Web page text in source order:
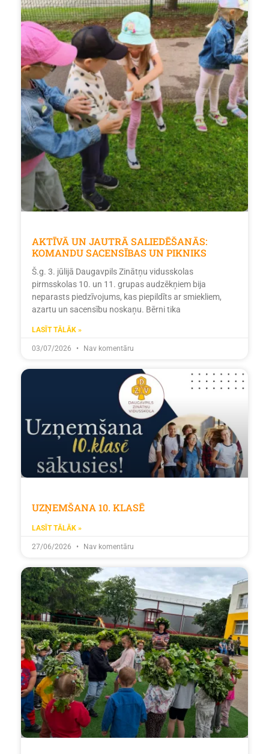
AKTĪVĀ UN JAUTRĀ SALIEDĒŠANĀS:
KOMANDU SACENSĪBAS UN PIKNIKS
Š.g. 3. jūlijā Daugavpils Zinātņu vidusskolas
pirmsskolas 10. un 11. grupas audzēkņiem bija
neparasts piedzīvojums, kas piepildīts ar smiekliem,
azartu un sacensību noskaņu. Bērni tika
LASĪT TĀLĀK »
03/07/2026 Nav komentāru
UZŅEMŠANA 10. KLASĒ
LASĪT TĀLĀK »
27/06/2026 Nav komentāru